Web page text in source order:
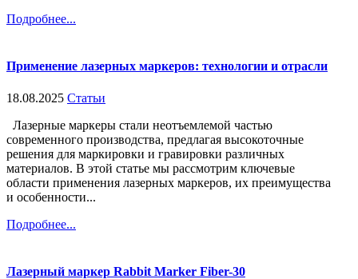
Подробнее...
Применение лазерных маркеров: технологии и отрасли
18.08.2025 Статьи
Лазерные маркеры стали неотъемлемой частью
современного производства, предлагая высокоточные
решения для маркировки и гравировки различных
материалов. В этой статье мы рассмотрим ключевые
области применения лазерных маркеров, их преимущества
и особенности...
Подробнее...
Лазерный маркер Rabbit Marker Fiber-30